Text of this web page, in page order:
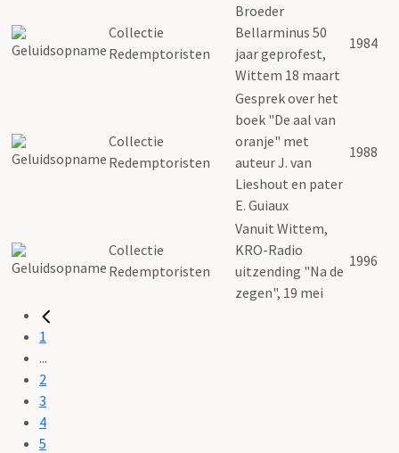
Collectie
Redemptoristen
Broeder
Bellarminus 50
jaar geprofest,
Wittem 18 maart
1984
Collectie
Redemptoristen
Gesprek over het
boek "De aal van
oranje" met
auteur J. van
Lieshout en pater
E. Guiaux
1988
Collectie
Redemptoristen
Vanuit Wittem,
KRO-Radio
uitzending "Na de
zegen", 19 mei
1996
1
...
2
3
4
5